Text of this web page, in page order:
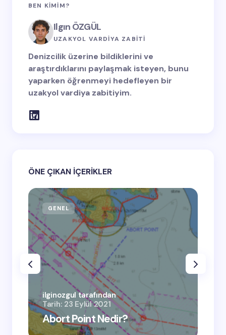
BEN KIMIM?
Ilgın ÖZGÜL
UZAKYOL VARDİYA ZABİTİ
Denizcilik üzerine bildiklerini ve
araştırdıklarını paylaşmak isteyen, bunu
yaparken öğrenmeyi hedefleyen bir
uzakyol vardiya zabitiyim.
ÖNE ÇIKAN İÇERİKLER
GENEL
Abort Point Nedir?
ilginozgul tarafından
Tarih: 23 Eylül 2021